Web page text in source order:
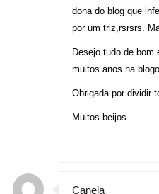
dona do blog que
por um triz,rsrsrs.
Desejo tudo de
muitos anos na
Obrigada por dividir
Muitos beijos
Canela